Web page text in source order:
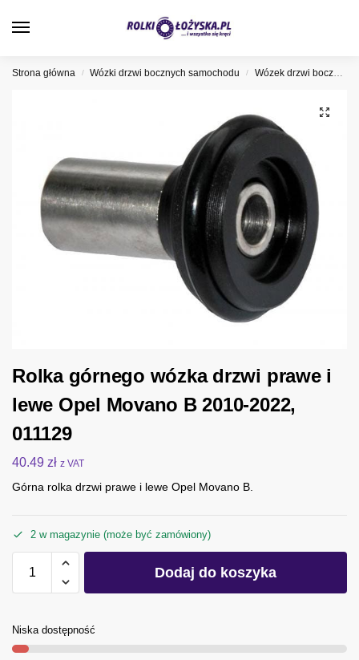
Strona główna / Wózki drzwi bocznych samochodu / Wózek drzwi bocznych Opel
Rolka górnego wózka drzwi prawe i
lewe Opel Movano B 2010-2022,
011129
40.49 zł z VAT
Górna rolka drzwi prawe i lewe Opel Movano B.
2 w magazynie (może być zamówiony)
Dodaj do koszyka
Niska dostępność